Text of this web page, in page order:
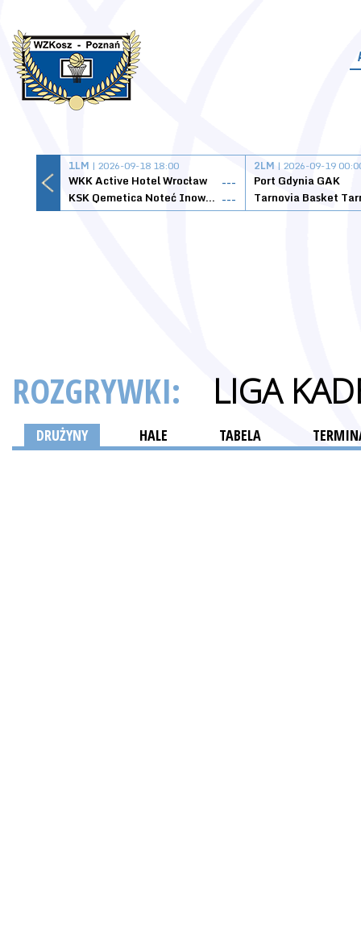
1LM | 2026-09-18 18:00
WKK Active Hotel Wrocław
---
KSK Qemetica Noteć Inowrocław ---
2LM | 2026-09-19
Port Gdynia GAK
ROZGRYWKI: LIGA
DRUŻYNY HALE TABELA